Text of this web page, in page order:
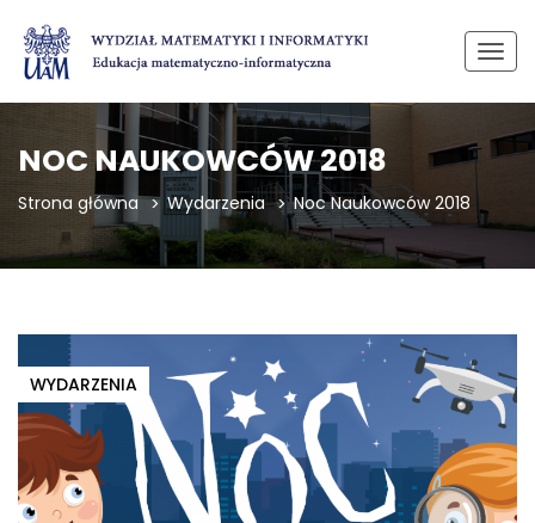
NOC NAUKOWCÓW 2018
Strona główna Wydarzenia Noc Naukowców 2018
WYDARZENIA